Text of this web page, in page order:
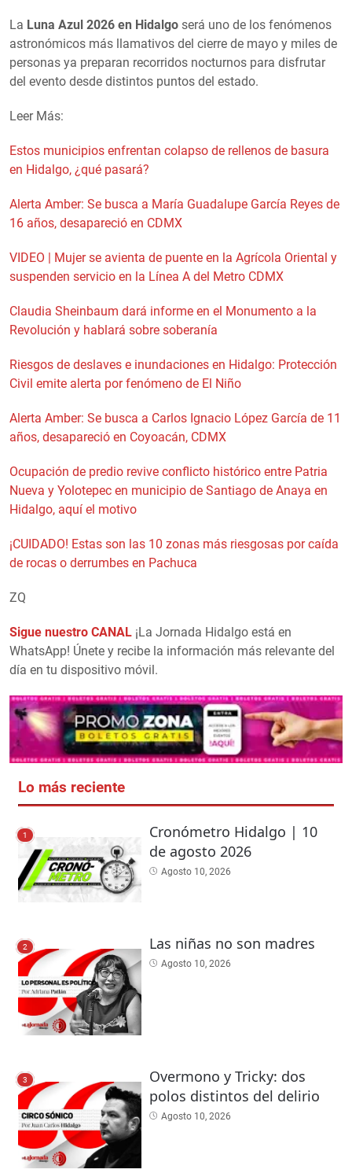
La Luna Azul 2026 en Hidalgo será uno de los fenómenos
astronómicos más llamativos del cierre de mayo y miles de
personas ya preparan recorridos nocturnos para disfrutar
del evento desde distintos puntos del estado.
Leer Más:
Estos municipios enfrentan colapso de rellenos de basura
en Hidalgo, ¿qué pasará?
Alerta Amber: Se busca a María Guadalupe García Reyes de
16 años, desapareció en CDMX
VIDEO | Mujer se avienta de puente en la Agrícola Oriental y
suspenden servicio en la Línea A del Metro CDMX
Claudia Sheinbaum dará informe en el Monumento a la
Revolución y hablará sobre soberanía
Riesgos de deslaves e inundaciones en Hidalgo: Protección
Civil emite alerta por fenómeno de El Niño
Alerta Amber: Se busca a Carlos Ignacio López García de 11
años, desapareció en Coyoacán, CDMX
Ocupación de predio revive conflicto histórico entre Patria
Nueva y Yolotepec en municipio de Santiago de Anaya en
Hidalgo, aquí el motivo
¡CUIDADO! Estas son las 10 zonas más riesgosas por caída
de rocas o derrumbes en Pachuca
ZQ
Sigue nuestro CANAL ¡La Jornada Hidalgo está en
WhatsApp! Únete y recibe la información más relevante del
día en tu dispositivo móvil.
Lo más reciente
1
Cronómetro Hidalgo | 10
de agosto 2026
Agosto 10, 2026
2 Las niñas no son madres
Agosto 10, 2026
3
Overmono y Tricky: dos
polos distintos del delirio
Agosto 10, 2026